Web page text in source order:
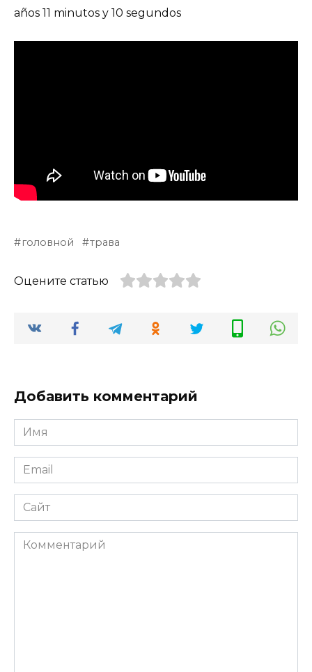
años 11 minutos y 10 segundos
головной трава
Оцените статью
Добавить комментарий
Имя
*
Email
*
Сайт
Комментарий